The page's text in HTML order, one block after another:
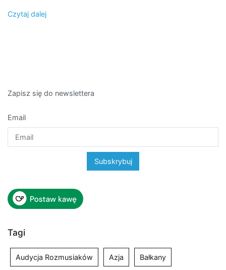
Czytaj dalej
Zapisz się do newslettera
Email
Tagi
Audycja Rozmusiaków Azja Bałkany